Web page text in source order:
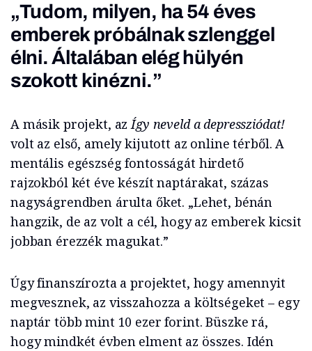
„Tudom, milyen, ha 54 éves
emberek próbálnak szlenggel
élni. Általában elég hülyén
szokott kinézni.”
A másik projekt, azÍgy neveld a depressziódat!
volt az első, amely kijutott az online térből. A
mentális egészség fontosságát hirdető
rajzokból két éve készít naptárakat, százas
nagyságrendben árulta őket. „Lehet, bénán
hangzik, de az volt a cél, hogy az emberek kicsit
jobban érezzék magukat.”
Úgy finanszírozta a projektet, hogy amennyit
megvesznek, az visszahozza a költségeket – egy
naptár több mint 10 ezer forint. Büszke rá,
hogy mindkét évben elment az összes. Idén